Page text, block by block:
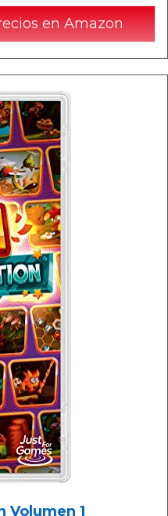
en Amazon
Volumen 1